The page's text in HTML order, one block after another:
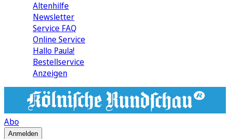
Altenhilfe
Newsletter
Service FAQ
Online Service
Hallo Paula!
Bestellservice
Anzeigen
Abo
Anmelden